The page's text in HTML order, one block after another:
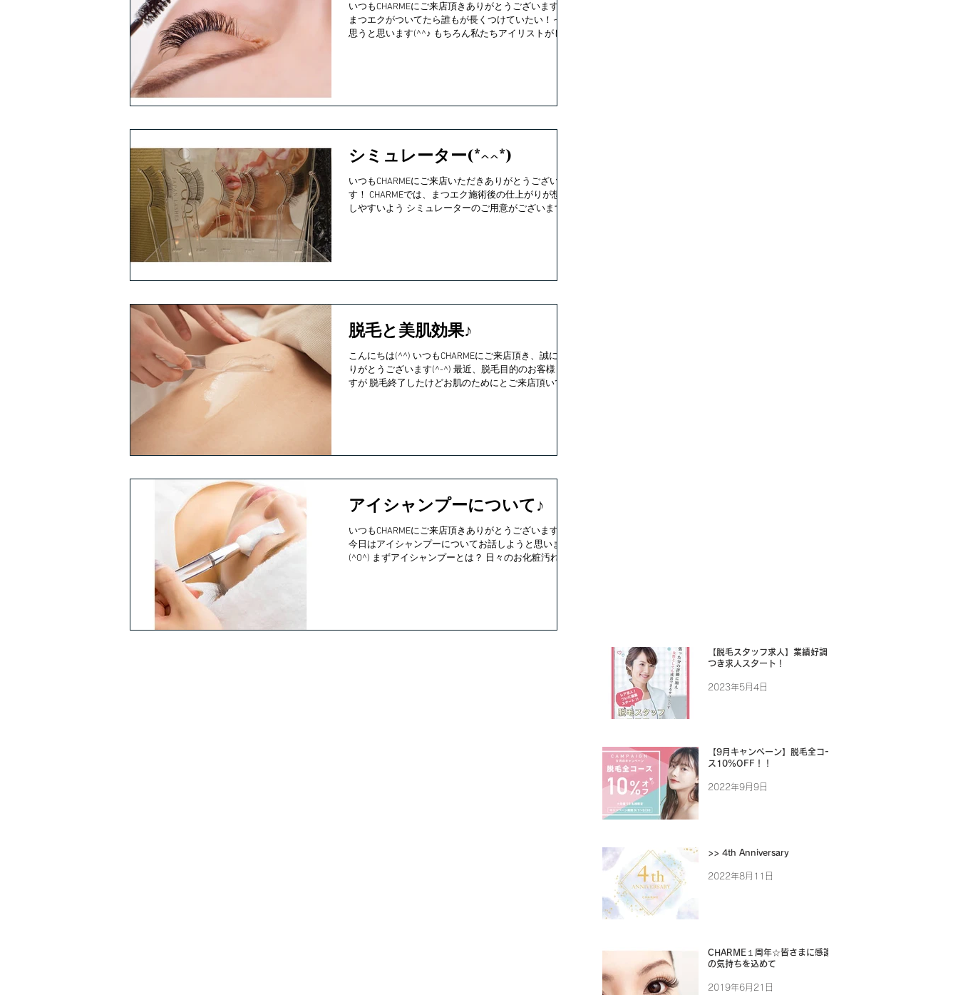
いつもCHARMEにご来店頂きありがとうございます☆
まつエクがついてたら誰もが長くつけていたい！って
思うと思います(^^♪ もちろん私たちアイリストがしっ
シミュレーター(*^^*)
いつもCHARMEにご来店いただきありがとうございま
す！ CHARMEでは、まつエク施術後の仕上がりが想像
しやすいよう シミュレーターのご用意がございます。
脱毛と美肌効果♪
こんにちは(^^) いつもCHARMEにご来店頂き、誠にあ
りがとうございます(^-^) 最近、脱毛目的のお客様もで
すが 脱毛終了したけどお肌のためにとご来店頂いてい
アイシャンプーについて♪
いつもCHARMEにご来店頂きありがとうございます♪
今日はアイシャンプーについてお話しようと思います
(^O^) まずアイシャンプーとは？ 日々のお化粧汚れや
【脱毛スタッフ求人】業績好調に
つき求人スタート！
2023年5月4日
【9月キャンペーン】脱毛全コー
ス10%OFF！！
2022年9月9日
>> 4th Anniversary
2022年8月11日
CHARME１周年☆皆さまに感謝
の気持ちを込めて
2019年6月21日